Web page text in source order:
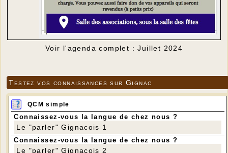
Voir l'agenda complet : Juillet 2024
Testez vos connaissances sur Gignac
QCM simple
Connaissez-vous la langue de chez nous ?
Le "parler" Gignacois 1
Connaissez-vous la langue de chez nous ?
Le "parler" Gignacois 2